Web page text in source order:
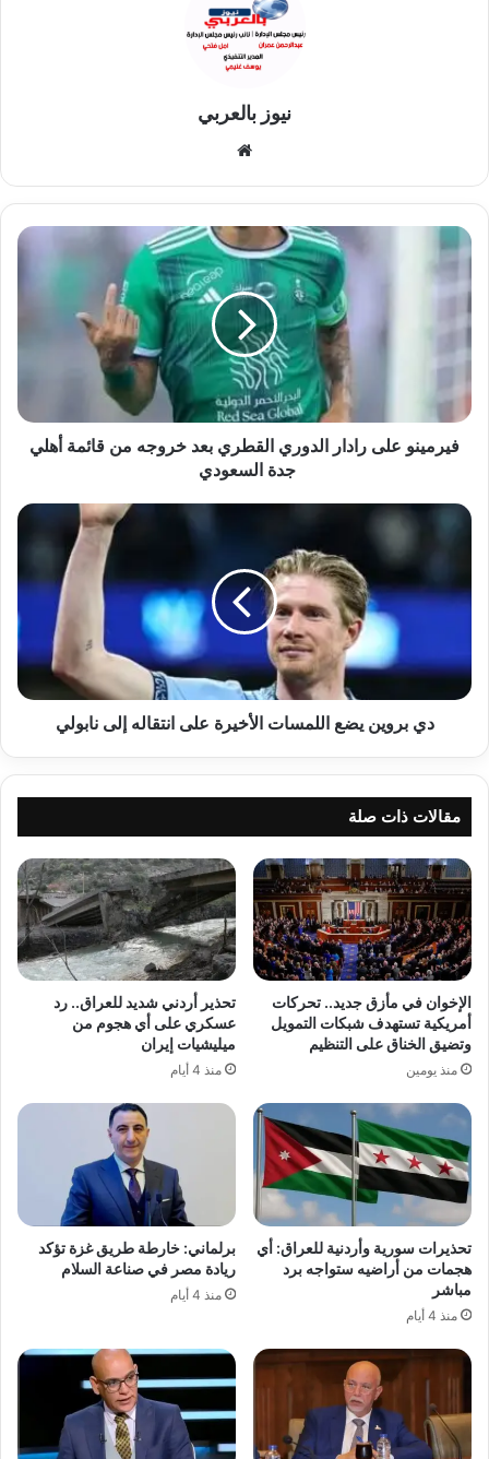
نيوز بالعربي
فيرمينو
على
رادار
القطري
بعد
من
قائمة
أهلي
فيرمينو على رادار الدوري القطري بعد خروجه من قائمة أهلي
جدة السعودي
دي
اللمسات
الأخيرة
إلى
نابولي
دي بروين يضع اللمسات الأخيرة على انتقاله إلى نابولي
مقالات ذات صلة
الإخوان في مأزق جديد.. تحركات
أمريكية تستهدف شبكات التمويل
وتضيق الخناق على التنظيم
منذ يومين
تحذير أردني شديد للعراق.. رد
عسكري على أي هجوم من
ميليشيات إيران
منذ 4 أيام
تحذيرات سورية وأردنية للعراق: أي
هجمات من أراضيه ستواجه برد
مباشر
منذ 4 أيام
برلماني: خارطة طريق غزة تؤكد
ريادة مصر في صناعة السلام
منذ 4 أيام